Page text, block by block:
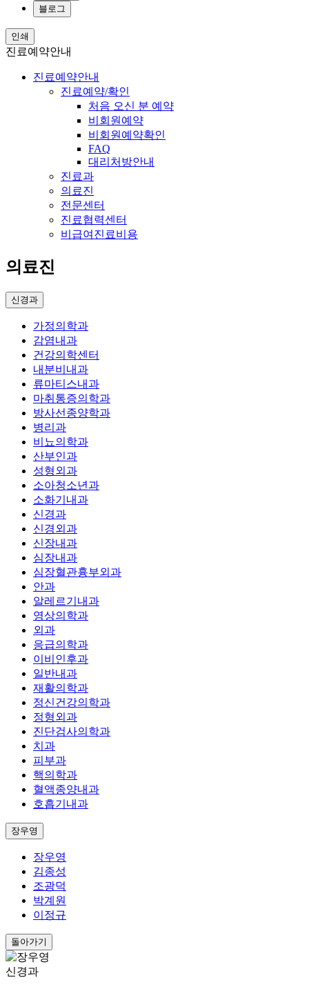
블로그
인쇄
진료예약안내
진료예약안내
진료예약/확인
처음 오신 분 예약
비회원예약
비회원예약확인
FAQ
대리처방안내
진료과
의료진
전문센터
진료협력센터
비급여진료비용
의료진
신경과
가정의학과
감염내과
건강의학센터
내분비내과
류마티스내과
마취통증의학과
방사선종양학과
병리과
비뇨의학과
산부인과
성형외과
소아청소년과
소화기내과
신경과
신경외과
신장내과
심장내과
심장혈관흉부외과
안과
알레르기내과
영상의학과
외과
응급의학과
이비인후과
일반내과
재활의학과
정신건강의학과
정형외과
진단검사의학과
치과
피부과
핵의학과
혈액종양내과
호흡기내과
장우영
장우영
김종성
조광덕
박계원
이정규
돌아가기
신경과